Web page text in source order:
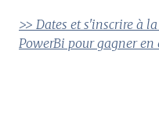
>> Dates et s'inscrire à
PowerBi pour gagner en